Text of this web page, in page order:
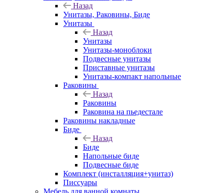
Назад
Унитазы, Раковины, Биде
Унитазы
Назад
Унитазы
Унитазы-моноблоки
Подвесные унитазы
Приставные унитазы
Унитазы-компакт напольные
Раковины
Назад
Раковины
Раковина на пьедестале
Раковины накладные
Биде
Назад
Биде
Напольные биде
Подвесные биде
Комплект (инсталляция+унитаз)
Писсуары
Мебель для ванной комнаты